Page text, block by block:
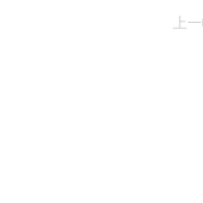
上